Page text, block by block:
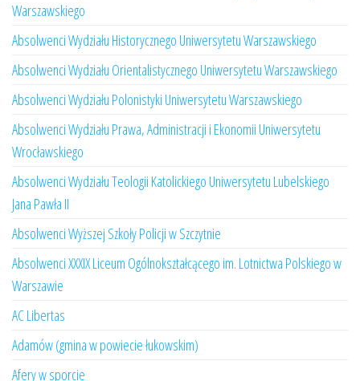
Warszawskiego
Absolwenci Wydziału Historycznego Uniwersytetu Warszawskiego
Absolwenci Wydziału Orientalistycznego Uniwersytetu Warszawskiego
Absolwenci Wydziału Polonistyki Uniwersytetu Warszawskiego
Absolwenci Wydziału Prawa, Administracji i Ekonomii Uniwersytetu
Wrocławskiego
Absolwenci Wydziału Teologii Katolickiego Uniwersytetu Lubelskiego
Jana Pawła II
Absolwenci Wyższej Szkoły Policji w Szczytnie
Absolwenci XXXIX Liceum Ogólnokształcącego im. Lotnictwa Polskiego w
Warszawie
AC Libertas
Adamów (gmina w powiecie łukowskim)
Afery w sporcie